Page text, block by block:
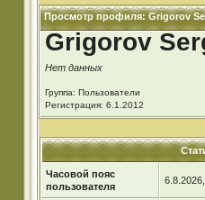
Просмотр профиля: Grigorov
Grigorov
Нет данных
Группа: Пользователи
Регистрация: 6.1.2012
Часовой пояс
пользователя